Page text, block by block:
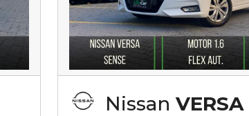
Nissan VERSA